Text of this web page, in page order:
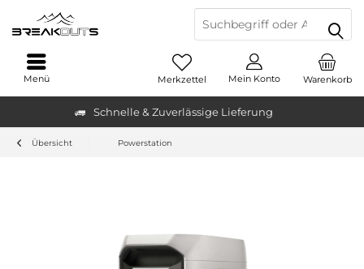
Schnelle & Zuverlässige Lieferung
Warenkorb
Merkzettel Mein Konto
Menü
Übersicht Powerstation